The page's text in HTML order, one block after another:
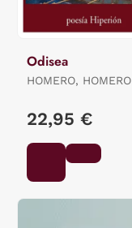
Odisea
HOMERO, HOMERO
22,95 €